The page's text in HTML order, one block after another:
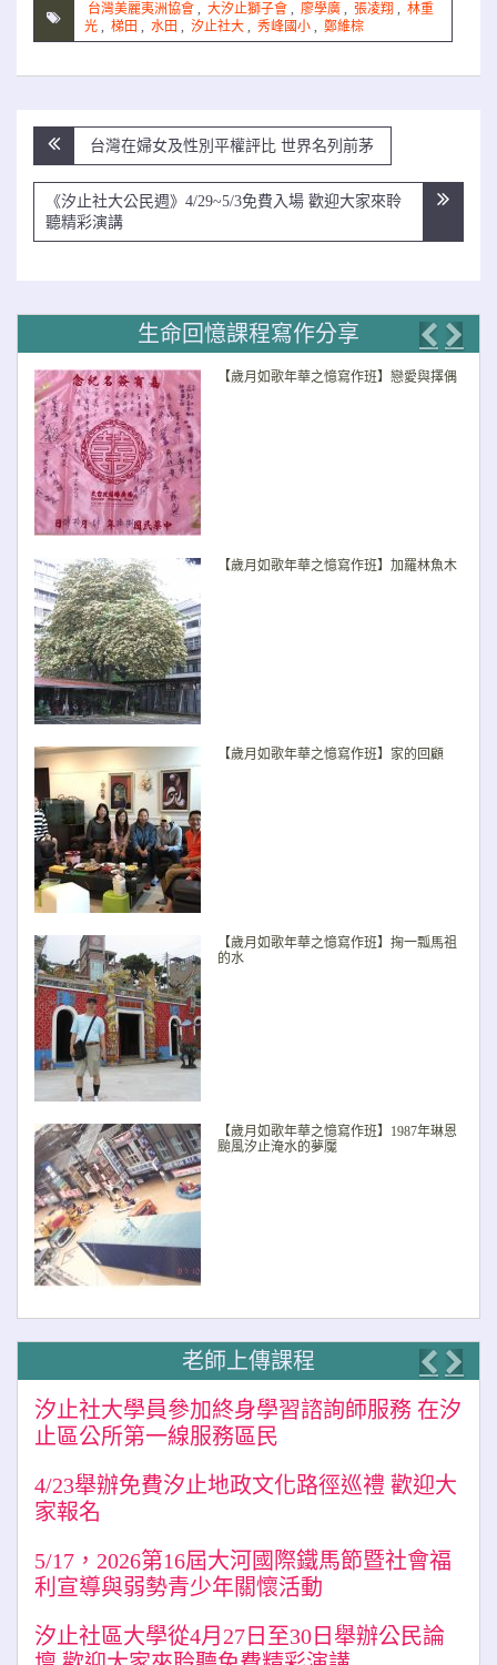
台灣美麗夷洲協會 , 大汐止獅子會 , 廖學廣 , 張凌翔 , 林重
光 , 梯田 , 水田 , 汐止社大 , 秀峰國小 , 鄭維棕
文
章
導
覽
台灣在婦女及性別平權評比 世界名列前茅
《汐止社大公民週》4/29~5/3免費入場 歡迎大家來聆
聽精彩演講
生命回憶課程寫作分享
【歲月如歌年華之憶寫作班】戀愛與擇偶
【歲月如歌年華之憶寫作班】加羅林魚木
【歲月如歌年華之憶寫作班】家的回顧
【歲月如歌年華之憶寫作班】掬一瓢馬祖
的水
【歲月如歌年華之憶寫作班】1987年琳恩
颱風汐止淹水的夢魘
老師上傳課程
汐止社大學員參加終身學習諮詢師服務 在汐
止區公所第一線服務區民
4/23舉辦免費汐止地政文化路徑巡禮 歡迎大
家報名
5/17，2026第16屆大河國際鐵馬節暨社會福
利宣導與弱勢青少年關懷活動
汐止社區大學從4月27日至30日舉辦公民論